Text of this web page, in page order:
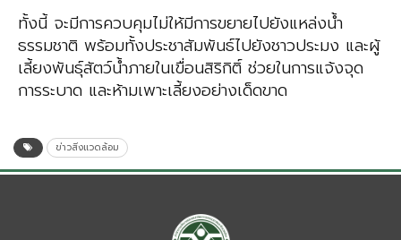
ทั้งนี้ จะมีการควบคุมไม่ให้มีการขยายไปยังแหล่งน้ำ
ธรรมชาติ พร้อมทั้งประชาสัมพันธ์ไปยังชาวประมง และผู้
เลี้ยงพันธุ์สัตว์น้ำภายในเขื่อนสิริกิติ์ ช่วยในการแจ้งจุด
การระบาด และห้ามเพาะเลี้ยงอย่างเด็ดขาด
ข่าวสิ่งแวดล้อม